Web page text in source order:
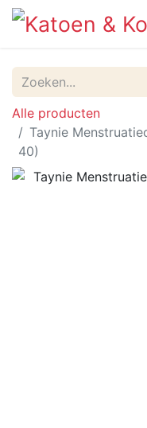
Alle producten
Taynie
40)